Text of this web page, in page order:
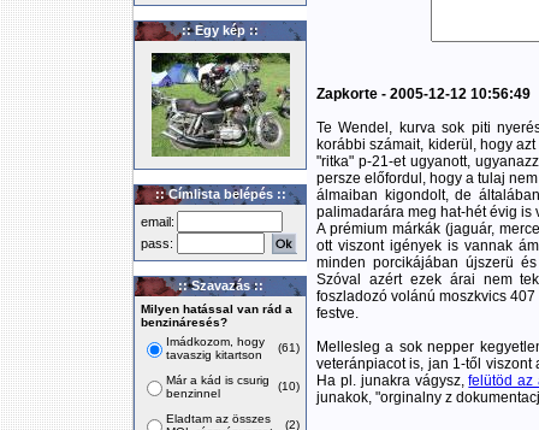
:: Egy kép ::
:: Címlista belépés ::
email:
pass:
:: Szavazás ::
Milyen hatással van rád a
benzináresés?
Imádkozom, hogy
tavaszig kitartson
(61)
Már a kád is csurig
benzinnel
(10)
Eladtam az összes
(2)
Zapkorte - 2005-12-12 10:56:49
Te Wendel, kurva sok piti
korábbi számait, kiderül, hogy
"ritka" p-21-et ugyanott,
persze előfordul, hogy a tulaj
álmaiban kigondolt, de
palimadarára meg hat-hét évig is
A prémium márkák (jaguár,
ott viszont igények is vannak
minden porcikájában újszerü
Szóval azért ezek árai nem
foszladozó volánú moszkvics
festve.
Mellesleg a sok nepper
veteránpiacot is, jan 1-től
Ha pl. junakra vágysz,felütöd az
junakok, "orginalny z